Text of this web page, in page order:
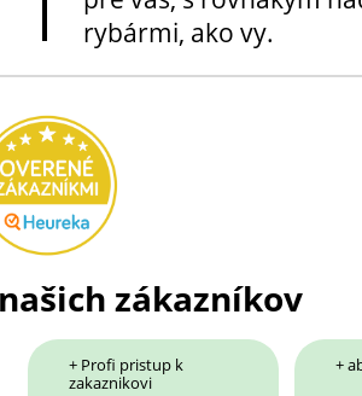
rybármi, ako vy.
zákazníkov
+ Profi pristup k
zakaznikovi
+